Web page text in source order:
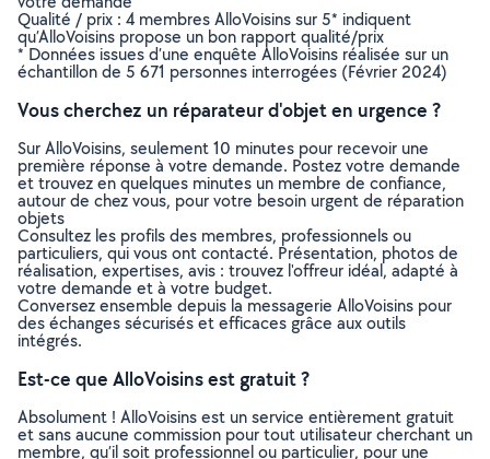
Qualité / prix : 4 membres AlloVoisins sur 5* indiquent
qu’AlloVoisins propose un bon rapport qualité/prix
* Données issues d’une enquête AlloVoisins réalisée sur un
échantillon de 5 671 personnes interrogées (Février 2024)
Vous cherchez un réparateur d'objet en urgence ?
Sur AlloVoisins, seulement 10 minutes pour recevoir une
première réponse à votre demande. Postez votre demande
et trouvez en quelques minutes un membre de confiance,
autour de chez vous, pour votre besoin urgent de réparation
objets
Consultez les profils des membres, professionnels ou
particuliers, qui vous ont contacté. Présentation, photos de
réalisation, expertises, avis : trouvez l'offreur idéal, adapté à
votre demande et à votre budget.
Conversez ensemble depuis la messagerie AlloVoisins pour
des échanges sécurisés et efficaces grâce aux outils
intégrés.
Est-ce que AlloVoisins est gratuit ?
Absolument ! AlloVoisins est un service entièrement gratuit
et sans aucune commission pour tout utilisateur cherchant un
membre, qu’il soit professionnel ou particulier, pour une